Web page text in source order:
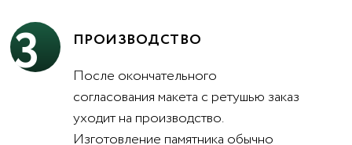
3
ПРОИЗВОДСТВО
После окончательного
согласования макета с ретушью заказ
уходит на производство.
Изготовление памятника обычно